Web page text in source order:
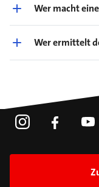
Wer macht
Wer ermittelt